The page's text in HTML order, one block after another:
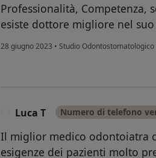
Professionalità, Competenza,
esiste dottore migliore nel
28 giugno 2023 • Studio Odontostomatologico
Luca T Numero di telefono
Il miglior medico odontoiatra
esigenze dei pazienti molto